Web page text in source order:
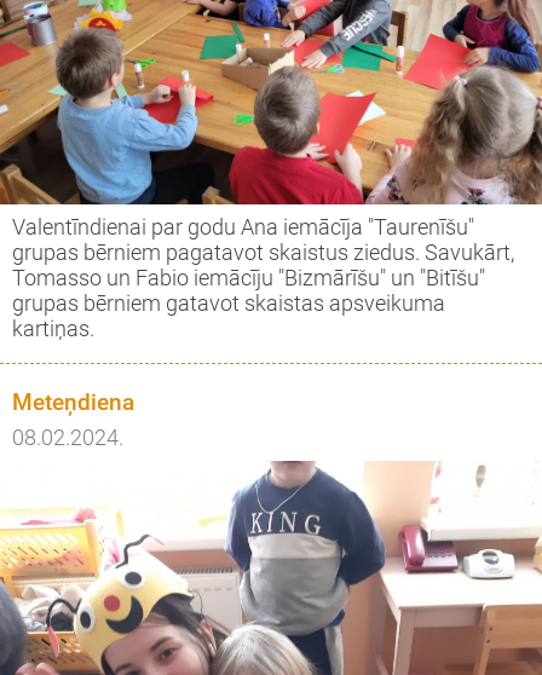
Valentīndienai par godu Ana iemācīja "Taurenīšu"
grupas bērniem pagatavot skaistus ziedus. Savukārt,
Tomasso un Fabio iemācīju "Bizmārīšu" un "Bitīšu"
grupas bērniem gatavot skaistas apsveikuma
kartiņas.
Meteņdiena
08.02.2024.